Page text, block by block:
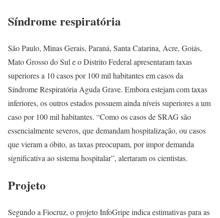
Síndrome respiratória
São Paulo, Minas Gerais, Paraná, Santa Catarina, Acre, Goiás,
Mato Grosso do Sul e o Distrito Federal apresentaram taxas
superiores a 10 casos por 100 mil habitantes em casos da
Síndrome Respiratória Aguda Grave. Embora estejam com taxas
inferiores, os outros estados possuem ainda níveis superiores a um
caso por 100 mil habitantes. “Como os casos de SRAG são
essencialmente severos, que demandam hospitalização, ou casos
que vieram a óbito, as taxas preocupam, por impor demanda
significativa ao sistema hospitalar”, alertaram os cientistas.
Projeto
Segundo a Fiocruz, o projeto InfoGripe indica estimativas para as